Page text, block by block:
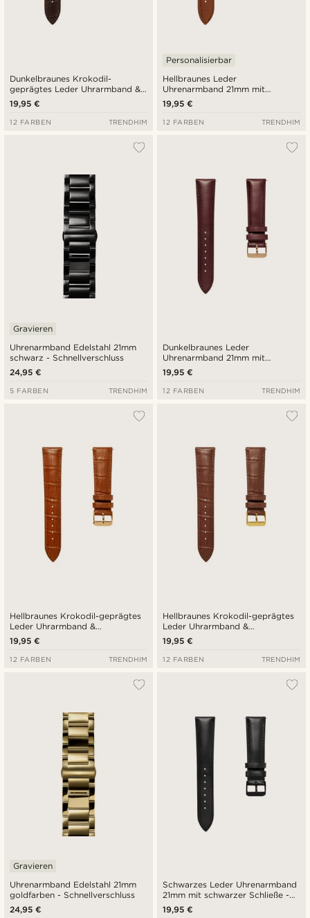
Dunkelbraunes Krokodil-
geprägtes Leder Uhrarmband &
goldfarbene Schließe
19,95 €
12 FARBEN TRENDHIM
Hellbraunes Leder
Uhrenarmband 21mm mit
silberfarbener Schließe -
Schnellverschluss
Personalisierbar
19,95 €
12 FARBEN TRENDHIM
Uhrenarmband Edelstahl 21mm
schwarz - Schnellverschluss
Gravieren
24,95 €
5 FARBEN TRENDHIM
Dunkelbraunes Leder
Uhrenarmband 21mm mit
roségoldfarbener Schließe -
Schnellverschluss
19,95 €
12 FARBEN TRENDHIM
Hellbraunes Krokodil-geprägtes
Leder Uhrarmband &
roségoldfarbene Schließe
19,95 €
12 FARBEN TRENDHIM
Hellbraunes Krokodil-geprägtes
Leder Uhrarmband &
goldfarbene Schließe
19,95 €
12 FARBEN TRENDHIM
Uhrenarmband Edelstahl 21mm
goldfarben - Schnellverschluss
Gravieren
24,95 €
Schwarzes Leder Uhrenarmband
21mm mit schwarzer Schließe -
Schnellverschluss
19,95 €